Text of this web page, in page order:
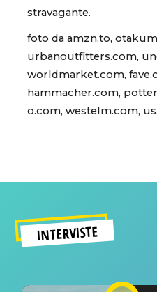
stravagante.
foto da amzn.to,
urbanoutfitters.com,
worldmarket.com,
hammacher.com,
o.com, westelm.com,
INTERVISTE